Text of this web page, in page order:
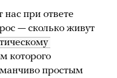
при ответе
— сколько живут
которого
простым